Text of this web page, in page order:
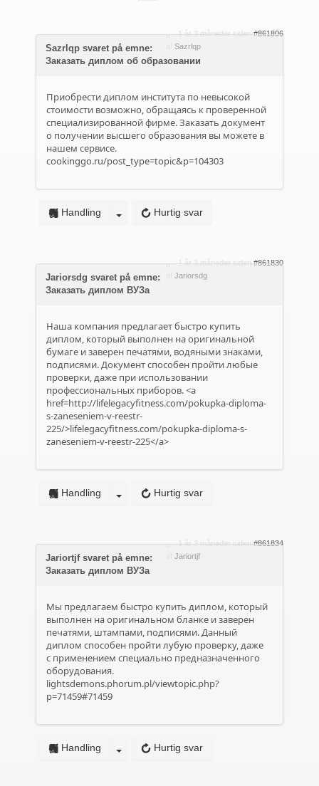
1 år 3 måneder siden #861806
Sazrlqp
Sazrlqp svaret på emne:
Заказать диплом об образовании
Приобрести диплом института по невысокой
стоимости возможно, обращаясь к проверенной
специализированной фирме. Заказать документ
о получении высшего образования вы можете в
нашем сервисе.
cookinggo.ru/post_type=topic&p=104303
Hurtig svar
Handling
1 år 3 måneder siden #861830
Jariorsdg
Jariorsdg svaret på emne:
Заказать диплом ВУЗа
Наша компания предлагает быстро купить
диплом, который выполнен на оригинальной
бумаге и заверен печатями, водяными знаками,
подписями. Документ способен пройти любые
проверки, даже при использовании
профессиональных приборов. <a
href=http://lifelegacyfitness.com/pokupka-diploma-
s-zaneseniem-v-reestr-
225/>lifelegacyfitness.com/pokupka-diploma-s-
zaneseniem-v-reestr-225</a>
Hurtig svar
Handling
1 år 3 måneder siden #861834
Jariortjf
Jariortjf svaret på emne:
Заказать диплом ВУЗа
Мы предлагаем быстро купить диплом, который
выполнен на оригинальном бланке и заверен
печатями, штампами, подписями. Данный
диплом способен пройти лубую проверку, даже
с применением специально предназначенного
оборудования.
lightsdemons.phorum.pl/viewtopic.php?
p=71459#71459
Hurtig svar
Handling